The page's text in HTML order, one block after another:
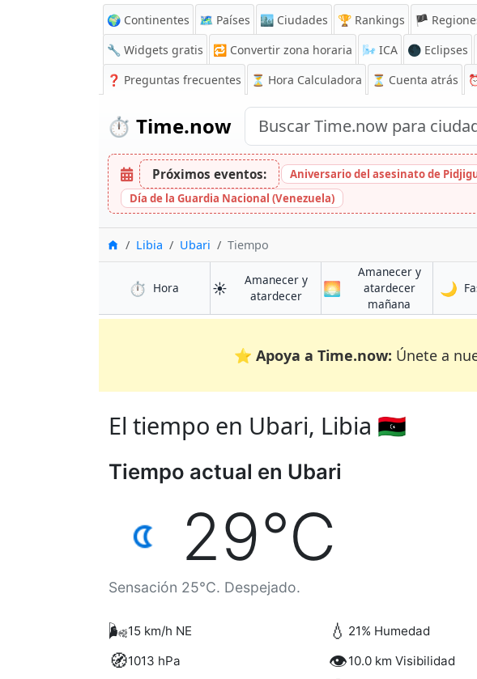
🌍 Continentes 🗺️ Países 🏙️ Ciudades 🏆 Rankings 🏴
🔧 Widgets gratis
🔁 Convertir zona horaria 🌬️ ICA 🌑 Eclipses
❓ Preguntas frecuentes ⏳ Hora Calculadora ⏳ Cuenta atrás
⏱️ Time.now
Próximos eventos: Aniversario del asesinato de
Día de la Guardia Nacional (Venezuela)
InicioLibia Ubari Tiempo
⏱️ Hora en Ubari
☀️
Amanecer y
atardeceren Ubari
🌅
Amanecer y
atardecer
mañana
🌙
⭐ Apoya a Time.now: Únete a
El tiempo en Ubari, Libia 🇱🇾
Tiempo actual en Ubari
29°C
Sensación 25°C. Despejado.
🌬️15 km/h NE 💧 21% Humedad
🧭1013 hPa 👁️10.0 km Visibilidad